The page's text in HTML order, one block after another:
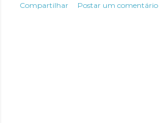
Compartilhar Postar um comentário